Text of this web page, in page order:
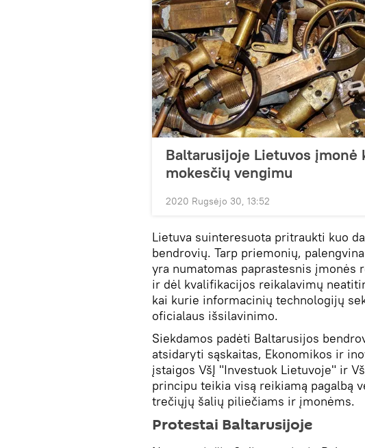
Baltarusijoje Lietuvos įmonė
mokesčių vengimu
2020 Rugsėjo 30, 13:52
Lietuva suinteresuota pritraukti kuo
bendrovių. Tarp priemonių,
yra numatomas paprastesnis įmonės
ir dėl kvalifikacijos reikalavimų
kai kurie informacinių technologijų
oficialaus išsilavinimo.
Siekdamos padėti Baltarusijos
atsidaryti sąskaitas, Ekonomikos ir
įstaigos VšĮ "Investuok Lietuvoje" ir
principu teikia visą reikiamą pagalbą
trečiųjų šalių piliečiams ir įmonėms.
Protestai Baltarusijoje